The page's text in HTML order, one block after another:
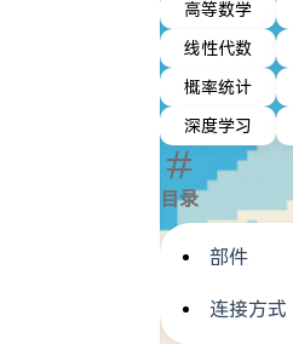
高等数学
线性代数
概率统计
深度学习
目录
部件
连接方式